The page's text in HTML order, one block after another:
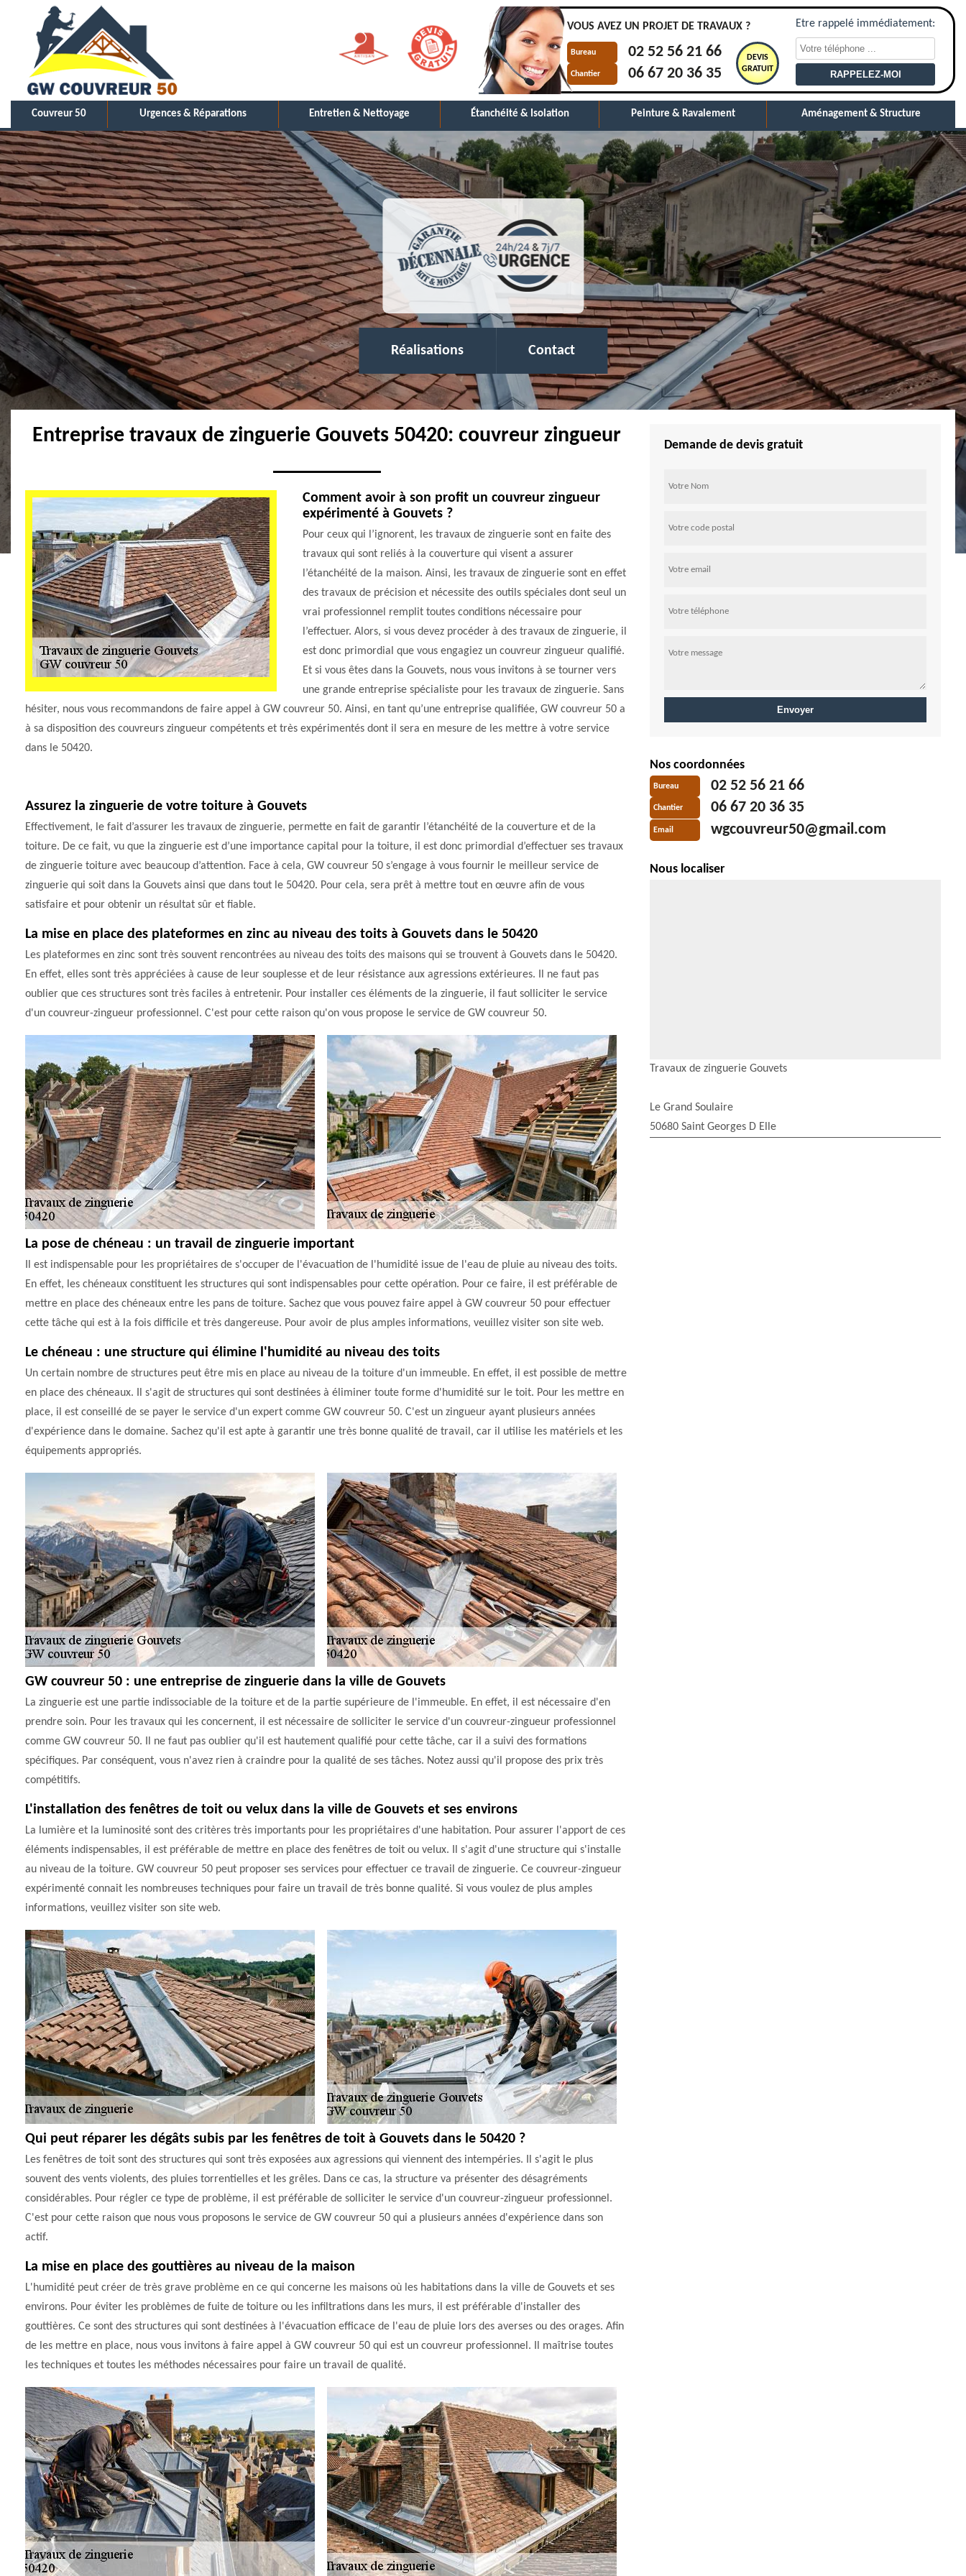
VOUS AVEZ UN PROJET DE TRAVAUX ?
Bureau 02 52 56 21 66
Chantier 06 67 20 36 35
DEVIS
GRATUIT
Etre rappelé immédiatement:
Couvreur 50 Urgences & Réparations Entretien & Nettoyage Étanchéité & Isolation Peinture & Ravalement Aménagement & Structure
Réalisations Contact
Entreprise travaux de zinguerie Gouvets 50420: couvreur zingueur
Comment avoir à son profit un couvreur zingueur
expérimenté à Gouvets ?
Pour ceux qui l’ignorent, les travaux de zinguerie sont en faite des
travaux qui sont reliés à la couverture qui visent a assurer
l’étanchéité de la maison. Ainsi, les travaux de zinguerie sont en effet
des travaux de précision et nécessite des outils spéciales dont seul un
vrai professionnel remplit toutes conditions nécessaire pour
l’effectuer. Alors, si vous devez procéder à des travaux de zinguerie, il
est donc primordial que vous engagiez un couvreur zingueur qualifié.
Et si vous êtes dans la Gouvets, nous vous invitons à se tourner vers
une grande entreprise spécialiste pour les travaux de zinguerie. Sans
hésiter, nous vous recommandons de faire appel à GW couvreur 50. Ainsi, en tant qu’une entreprise qualifiée, GW couvreur 50 a
à sa disposition des couvreurs zingueur compétents et très expérimentés dont il sera en mesure de les mettre à votre service
dans le 50420.
Assurez la zinguerie de votre toiture à Gouvets
Effectivement, le fait d’assurer les travaux de zinguerie, permette en fait de garantir l’étanchéité de la couverture et de la
toiture. De ce fait, vu que la zinguerie est d’une importance capital pour la toiture, il est donc primordial d’effectuer ses travaux
de zinguerie toiture avec beaucoup d’attention. Face à cela, GW couvreur 50 s’engage à vous fournir le meilleur service de
zinguerie qui soit dans la Gouvets ainsi que dans tout le 50420. Pour cela, sera prêt à mettre tout en œuvre afin de vous
satisfaire et pour obtenir un résultat sûr et fiable.
La mise en place des plateformes en zinc au niveau des toits à Gouvets dans le 50420
Les plateformes en zinc sont très souvent rencontrées au niveau des toits des maisons qui se trouvent à Gouvets dans le 50420.
En effet, elles sont très appréciées à cause de leur souplesse et de leur résistance aux agressions extérieures. Il ne faut pas
oublier que ces structures sont très faciles à entretenir. Pour installer ces éléments de la zinguerie, il faut solliciter le service
d'un couvreur-zingueur professionnel. C'est pour cette raison qu'on vous propose le service de GW couvreur 50.
La pose de chéneau : un travail de zinguerie important
Il est indispensable pour les propriétaires de s'occuper de l'évacuation de l'humidité issue de l'eau de pluie au niveau des toits.
En effet, les chéneaux constituent les structures qui sont indispensables pour cette opération. Pour ce faire, il est préférable de
mettre en place des chéneaux entre les pans de toiture. Sachez que vous pouvez faire appel à GW couvreur 50 pour effectuer
cette tâche qui est à la fois difficile et très dangereuse. Pour avoir de plus amples informations, veuillez visiter son site web.
Le chéneau : une structure qui élimine l'humidité au niveau des toits
Un certain nombre de structures peut être mis en place au niveau de la toiture d'un immeuble. En effet, il est possible de mettre
en place des chéneaux. Il s'agit de structures qui sont destinées à éliminer toute forme d'humidité sur le toit. Pour les mettre en
place, il est conseillé de se payer le service d'un expert comme GW couvreur 50. C'est un zingueur ayant plusieurs années
d'expérience dans le domaine. Sachez qu'il est apte à garantir une très bonne qualité de travail, car il utilise les matériels et les
équipements appropriés.
GW couvreur 50 : une entreprise de zinguerie dans la ville de Gouvets
La zinguerie est une partie indissociable de la toiture et de la partie supérieure de l'immeuble. En effet, il est nécessaire d'en
prendre soin. Pour les travaux qui les concernent, il est nécessaire de solliciter le service d'un couvreur-zingueur professionnel
comme GW couvreur 50. Il ne faut pas oublier qu'il est hautement qualifié pour cette tâche, car il a suivi des formations
spécifiques. Par conséquent, vous n'avez rien à craindre pour la qualité de ses tâches. Notez aussi qu'il propose des prix très
compétitifs.
L'installation des fenêtres de toit ou velux dans la ville de Gouvets et ses environs
La lumière et la luminosité sont des critères très importants pour les propriétaires d'une habitation. Pour assurer l'apport de ces
éléments indispensables, il est préférable de mettre en place des fenêtres de toit ou velux. Il s'agit d'une structure qui s'installe
au niveau de la toiture. GW couvreur 50 peut proposer ses services pour effectuer ce travail de zinguerie. Ce couvreur-zingueur
expérimenté connait les nombreuses techniques pour faire un travail de très bonne qualité. Si vous voulez de plus amples
informations, veuillez visiter son site web.
Qui peut réparer les dégâts subis par les fenêtres de toit à Gouvets dans le 50420 ?
Les fenêtres de toit sont des structures qui sont très exposées aux agressions qui viennent des intempéries. Il s'agit le plus
souvent des vents violents, des pluies torrentielles et les grêles. Dans ce cas, la structure va présenter des désagréments
considérables. Pour régler ce type de problème, il est préférable de solliciter le service d'un couvreur-zingueur professionnel.
C'est pour cette raison que nous vous proposons le service de GW couvreur 50 qui a plusieurs années d'expérience dans son
actif.
La mise en place des gouttières au niveau de la maison
L'humidité peut créer de très grave problème en ce qui concerne les maisons où les habitations dans la ville de Gouvets et ses
environs. Pour éviter les problèmes de fuite de toiture ou les infiltrations dans les murs, il est préférable d'installer des
gouttières. Ce sont des structures qui sont destinées à l'évacuation efficace de l'eau de pluie lors des averses ou des orages. Afin
de les mettre en place, nous vous invitons à faire appel à GW couvreur 50 qui est un couvreur professionnel. Il maîtrise toutes
les techniques et toutes les méthodes nécessaires pour faire un travail de qualité.
Demande de devis gratuit
Nos coordonnées
Bureau 02 52 56 21 66
Chantier 06 67 20 36 35
Email wgcouvreur50@gmail.com
Nous localiser
Travaux de zinguerie Gouvets
Le Grand Soulaire
50680 Saint Georges D Elle